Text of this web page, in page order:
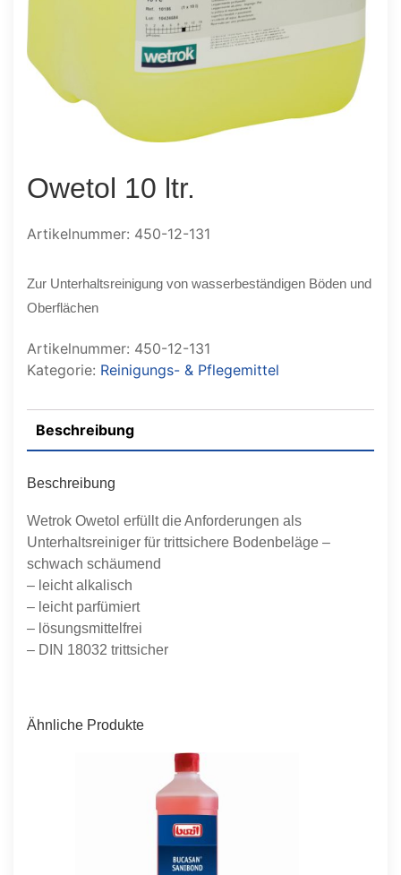
Owetol 10 ltr.
Artikelnummer: 450-12-131
Zur Unterhaltsreinigung von wasserbeständigen Böden und
Oberflächen
Artikelnummer: 450-12-131
Kategorie: Reinigungs- & Pflegemittel
Beschreibung
Beschreibung
Wetrok Owetol erfüllt die Anforderungen als
Unterhaltsreiniger für trittsichere Bodenbeläge –
schwach schäumend
– leicht alkalisch
– leicht parfümiert
– lösungsmittelfrei
– DIN 18032 trittsicher
Ähnliche Produkte